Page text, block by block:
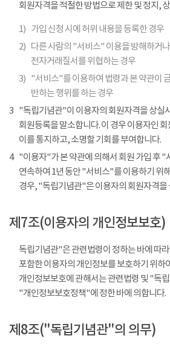
회원자격을 적절한 방법으로 제한 및 정지,
1) 가입 신청 시에 허위 내용을 등록한 경우
2) 다른 사람의 "서비스" 이용을 방해하거
전자거래질서를 위협하는 경우
3) "서비스"를 이용하여 법령과 본 약관이
반하는 행위를 하는 경우
3 "독립기념관"이 이용자의 회원자격을 상실
회원등록을 말소합니다. 이 경우 이용자인 회
이를 통지하고, 소명할 기회를 부여합니다.
4
"이용자"가 본 약관에 의해서 회원 가입 후
연속하여 1년 동안 "서비스"를 이용하기 위
경우, "독립기념관"은 이용자의 회원자격을
제7조(이용자의 개인정보보호)
독립기념관"은 관련법령이 정하는 바에 따
포함한 이용자의 개인정보를 보호하기 위하
개인정보보호에 관해서는 관련법령 및 "독
"개인정보보호정책"에 정한 바에 의합니다.
제8조("독립기념관"의 의무)